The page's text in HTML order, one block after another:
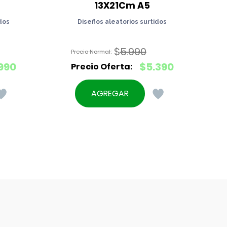
13X21Cm A5
Diseños aleatorios surtidos
$5.990
El
precio
original
$5.390
El
precio
actual
AGREGAR